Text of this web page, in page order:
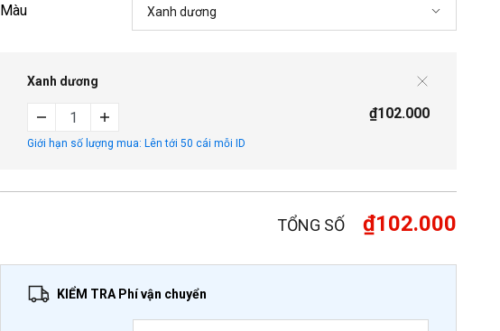
Màu
Xanh dương
₫102.000
Giới hạn số lượng mua: Lên tới 50 cái mỗi ID
TỔNG SỐ ₫102.000
KIỂM TRA Phí vận chuyển